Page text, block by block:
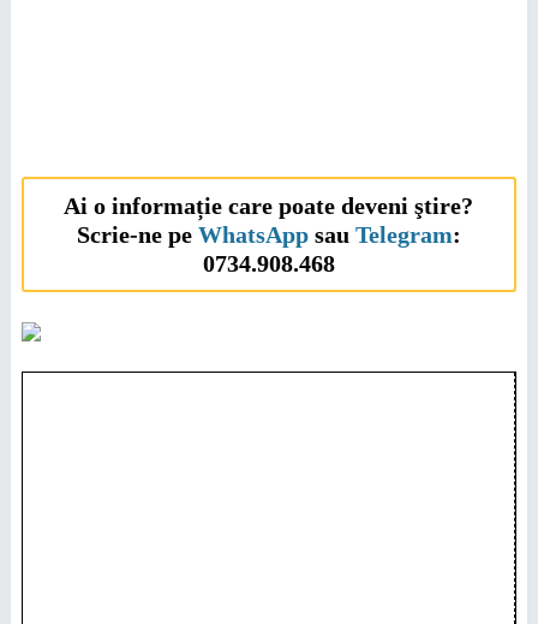
Ai o informație care poate deveni ştire?
Scrie-ne pe WhatsAppsau Telegram:
0734.908.468